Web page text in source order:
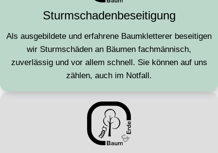
Sturmschaden­beseitigung
Als ausgebildete und erfahrene Baumkletterer beseitigen
wir Sturmschäden an Bäumen fachmännisch,
zuverlässig und vor allem schnell. Sie können auf uns
zählen, auch im Notfall.